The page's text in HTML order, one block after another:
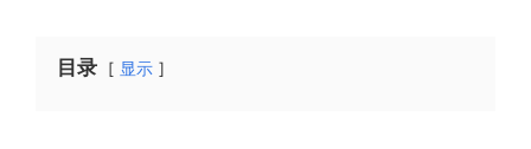
目录 显示